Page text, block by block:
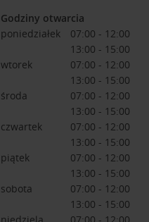
Godziny otwarcia
poniedziałek
07:00 - 12:00
13:00 - 15:00
wtorek
07:00 - 12:00
13:00 - 15:00
środa
07:00 - 12:00
13:00 - 15:00
czwartek
07:00 - 12:00
13:00 - 15:00
piątek
07:00 - 12:00
13:00 - 15:00
sobota
07:00 - 12:00
13:00 - 15:00